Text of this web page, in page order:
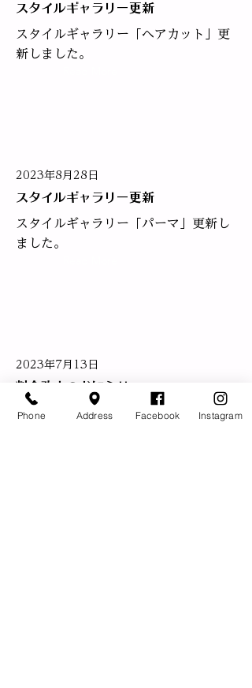
スタイルギャラリー更新
スタイルギャラリー「ヘアカット」更
新しました。
2023年8月28日
スタイルギャラリー更新
スタイルギャラリー「パーマ」更新し
ました。
2023年7月13日
料金改定のお知らせ
料金の改定を致しました。「メニュ
Phone Address Facebook Instagram